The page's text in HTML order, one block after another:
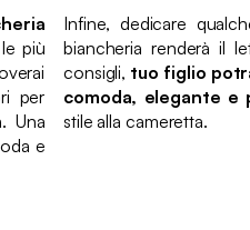
più
per
Una
e
Infine, dedicare
biancheria renderà il
consigli, tuo figlio
comoda, elegante e
stile alla cameretta.